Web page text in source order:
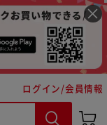
ログイン/会員情報